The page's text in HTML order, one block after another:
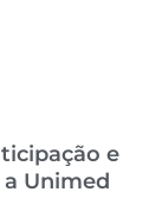
e
Unimed